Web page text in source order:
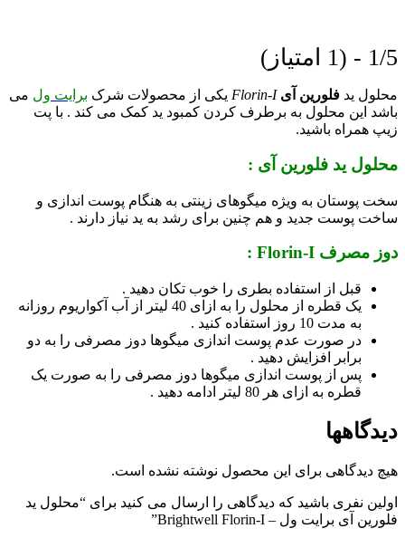
1/5 - (1 امتیاز)
محلول ید فلورین آی Florin-I یکی از محصولات شرک برایت ول می
باشد این محلول به برطرف کردن کمبود ید کمک می کند . با پت
زیپ همراه باشید.
محلول ید فلورین آی :
سخت پوستان به ویژه میگوهای زینتی به هنگام پوست اندازی و
ساخت پوست جدید و هم چنین برای رشد به ید نیاز دارند .
دوز مصرف Florin-I :
قبل از استفاده بطری را خوب تکان دهید .
یک قطره از محلول را به ازای 40 لیتر از آب آکواریوم روزانه
به مدت 10 روز استفاده کنید .
در صورت عدم پوست اندازی میگوها دوز مصرفی را به دو
برابر افزایش دهید .
پس از پوست اندازی میگوها دوز مصرفی را به صورت یک
قطره به ازای هر 80 لیتر ادامه دهید .
دیدگاهها
هیچ دیدگاهی برای این محصول نوشته نشده است.
اولین نفری باشید که دیدگاهی را ارسال می کنید برای “محلول ید
فلورین آی برایت ول – Brightwell Florin-I”